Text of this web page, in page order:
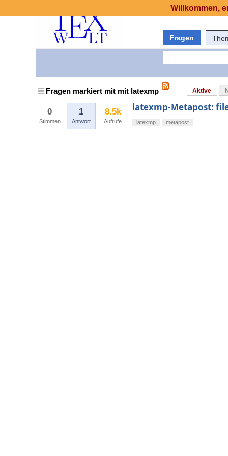
Fragen
Fragen markiert mit mit latexmp Aktive
0
Stimmen
1
Antwort
8.5k
Aufrufe
latexmp-Metapost:
latexmp metapost
Willkommen,